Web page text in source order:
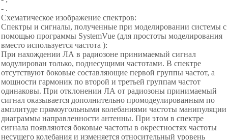
- .
Схематическое изображение спектров:
Спектры и сигналы, полученные при моделировании системы с
помощью программы SystemVue (для простоты моделирования
вместо используется частота ):
При нахождении ЛА в радиозоне принимаемый сигнал
модулирован только, поднесущими частотами. В спектре
отсутствуют боковые составляющие первой группы частот, а
мощности гармоник по второй и третьей группам частот
одинаковы. При отклонении ЛА от радиозоны принимаемый
сигнал оказывается дополнительно промодеулированным по
амплитуде прямоугольными колебаниями частоты манипуляции
диаграммы направленности антенны. При этом в спектре
сигнала появляются боковые частоты в окрестностях частоты
несущего колебания и изменяется относительный уровень